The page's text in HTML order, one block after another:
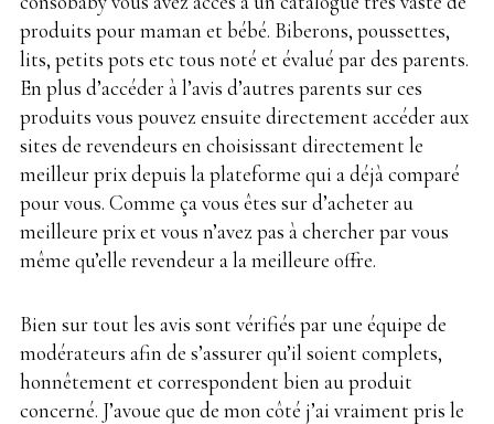
produits pour maman et bébé. Biberons, poussettes,
lits, petits pots etc tous noté et évalué par des parents.
En plus d’accéder à l’avis d’autres parents sur ces
produits vous pouvez ensuite directement accéder aux
sites de revendeurs en choisissant directement le
meilleur prix depuis la plateforme qui a déjà comparé
pour vous. Comme ça vous êtes sur d’acheter au
meilleure prix et vous n’avez pas à chercher par vous
même qu’elle revendeur a la meilleure offre.
Bien sur tout les avis sont vérifiés par une équipe de
modérateurs afin de s’assurer qu’il soient complets,
honnêtement et correspondent bien au produit
concerné. J’avoue que de mon côté j’ai vraiment pris le